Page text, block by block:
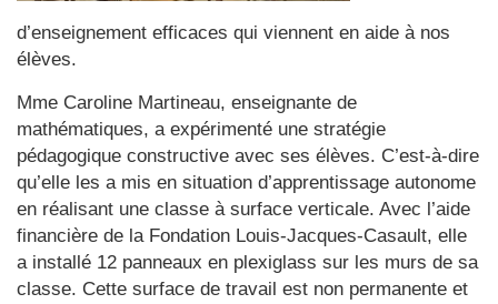
d’enseignement efficaces qui viennent en aide à nos
élèves.
Mme Caroline Martineau, enseignante de
mathématiques, a expérimenté une stratégie
pédagogique constructive avec ses élèves. C’est-à-dire
qu’elle les a mis en situation d’apprentissage autonome
en réalisant une classe à surface verticale. Avec l’aide
financière de la Fondation Louis-Jacques-Casault, elle
a installé 12 panneaux en plexiglass sur les murs de sa
classe. Cette surface de travail est non permanente et